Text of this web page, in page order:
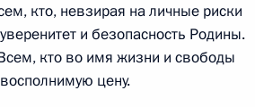
кто, невзирая на личные риски
и безопасность Родины.
кто во имя жизни и свободы
цену.